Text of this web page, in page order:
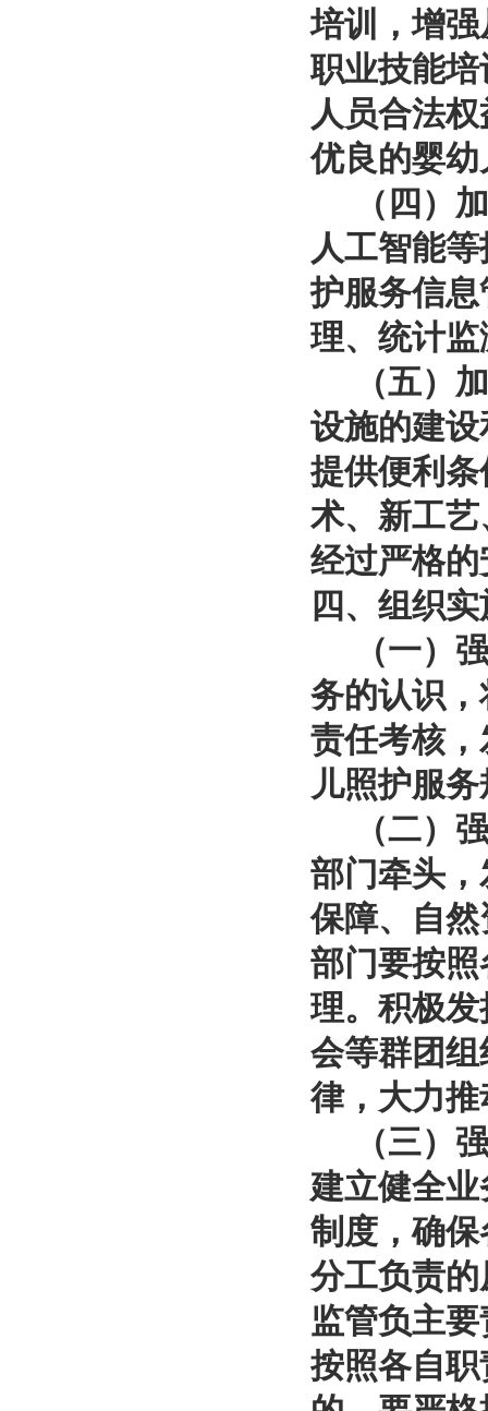
培训，增
职业技能
人员合法
优良的婴
（四）加
人工智能
护服务信
理、统计
（五）加
设施的建
提供便利
术、新工
经过严格
四、组织实
（一）强
务的认识
责任考核
儿照护服
（二）强
部门牵头
保障、自
部门要按
理。积极
会等群团
律，大力
（三）强
建立健全
制度，确
分工负责
监管负主
按照各自